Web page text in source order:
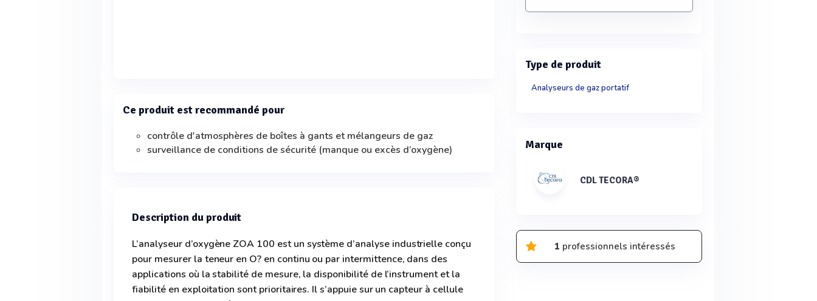
Ce produit est recommandé pour
contrôle d'atmosphères de boîtes à gants et mélangeurs de gaz
surveillance de conditions de sécurité (manque ou excès d’oxygène)
Description du produit
L’analyseur d’oxygène ZOA 100 est un système d’analyse industrielle conçu
pour mesurer la teneur en O? en continu ou par intermittence, dans des
applications où la stabilité de mesure, la disponibilité de l’instrument et la
fiabilité en exploitation sont prioritaires. Il s’appuie sur un capteur à cellule
Type de produit
Analyseurs de gaz portatif
Marque
CDL TECORA®
1 professionnels intéressés